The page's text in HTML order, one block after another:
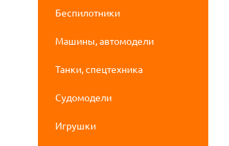
Беспилотники
Машины, автомодели
Танки, спецтехника
Судомодели
Игрушки